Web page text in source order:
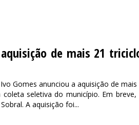
de mais 21
Gomes anunciou a aquisição de mais
seletiva do município. Em breve,
A aquisição foi...